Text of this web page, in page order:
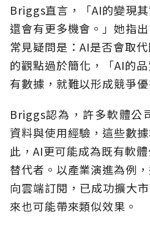
Briggs直言，「AI的變現
還會有更多機會。」她指
常見疑問是：AI是否會取
的觀點過於簡化，「AI的
有數據，就難以形成競爭優
Briggs認為，許多軟體公
資料與使用經驗，這些數
此，AI更可能成為既有軟
替代者。以產業演進為例
向雲端訂閱，已成功擴大
來也可能帶來類似效果。